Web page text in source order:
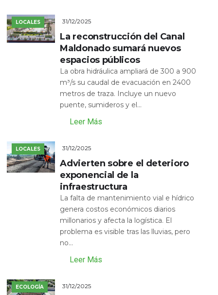
LOCALES 31/12/2025
La reconstrucción del Canal
Maldonado sumará nuevos
espacios públicos
La obra hidráulica ampliará de 300 a 900
m³/s su caudal de evacuación en 2400
metros de traza. Incluye un nuevo
puente, sumideros y el...
Leer Más
LOCALES 31/12/2025
Advierten sobre el deterioro
exponencial de la
infraestructura
La falta de mantenimiento vial e hídrico
genera costos económicos diarios
millonarios y afecta la logística. El
problema es visible tras las lluvias, pero
no...
Leer Más
ECOLOGÍA 31/12/2025